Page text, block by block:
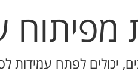
מפיתוח
יכולים לפתח